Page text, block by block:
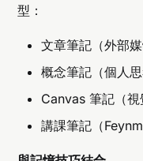
型：
文章筆記（外部媒
概念筆記（個人思
Canvas 筆記（視
講課筆記（